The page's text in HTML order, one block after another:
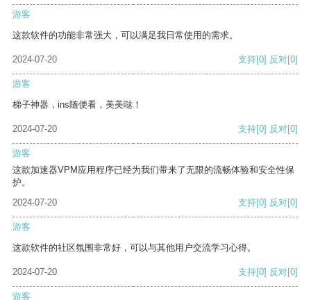
游客
这款软件的功能非常强大，可以满足我日常使用的需求。
2024-07-20 支持[0] 反对[0]
游客
梯子神器，ins随便看，美美哒！
2024-07-20 支持[0] 反对[0]
游客
这款加速器VPM应用程序已经为我们带来了无限的流畅体验和安全性保
护。
2024-07-20
支持[0] 反对[0]
游客
这款软件的社区氛围非常好，可以与其他用户交流学习心得。
2024-07-20 支持[0] 反对[0]
游客